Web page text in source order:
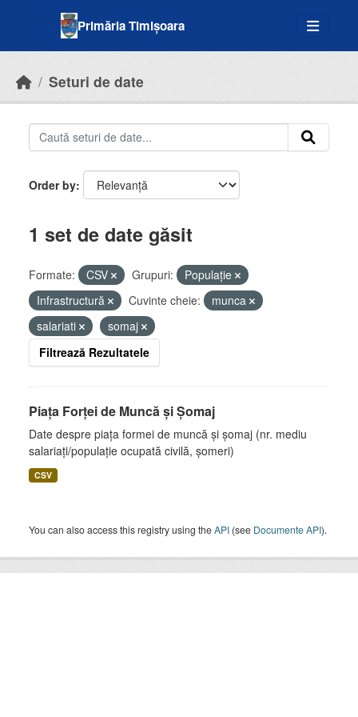
Primăria Timișoara
Seturi de date
Order by
1 set de date găsit
Formate: CSV Grupuri:
Populație
Infrastructură
Cuvinte cheie:
munca
salariati
somaj
Filtrează Rezultatele
Piața Forței de Muncă și Șomaj
Date despre piața formei de muncă și șomaj (nr. mediu
salariați/populație ocupată civilă, șomeri)
CSV
You can also access this registry using theAPI (see Documente API).